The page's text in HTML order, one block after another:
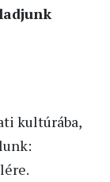
kultúrába,